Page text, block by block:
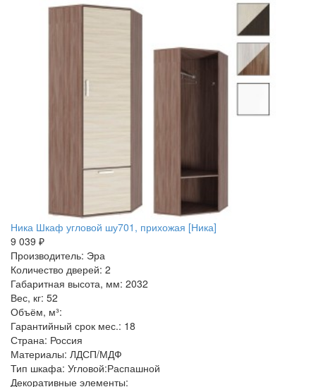
Ника Шкаф угловой шу701, прихожая [Ника]
9 039 ₽
Производитель: Эра
Количество дверей: 2
Габаритная высота, мм: 2032
Вес, кг: 52
Объём, м³:
Гарантийный срок мес.: 18
Страна: Россия
Материалы: ЛДСП/МДФ
Тип шкафа: Угловой:Распашной
Декоративные элементы: